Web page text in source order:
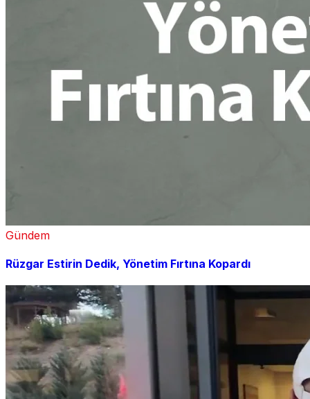
Gündem
Rüzgar Estirin Dedik, Yönetim Fırtına Kopardı